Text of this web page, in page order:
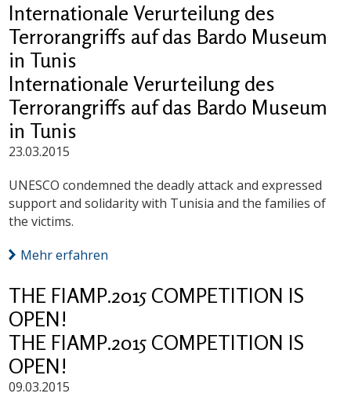
Internationale Verurteilung des
Terrorangriffs auf das Bardo Museum
in Tunis
Internationale Verurteilung des
Terrorangriffs auf das Bardo Museum
in Tunis
23.03.2015
UNESCO condemned the deadly attack and expressed
support and solidarity with Tunisia and the families of
the victims.
Mehr erfahren
THE FIAMP.2015 COMPETITION IS
OPEN!
THE FIAMP.2015 COMPETITION IS
OPEN!
09.03.2015